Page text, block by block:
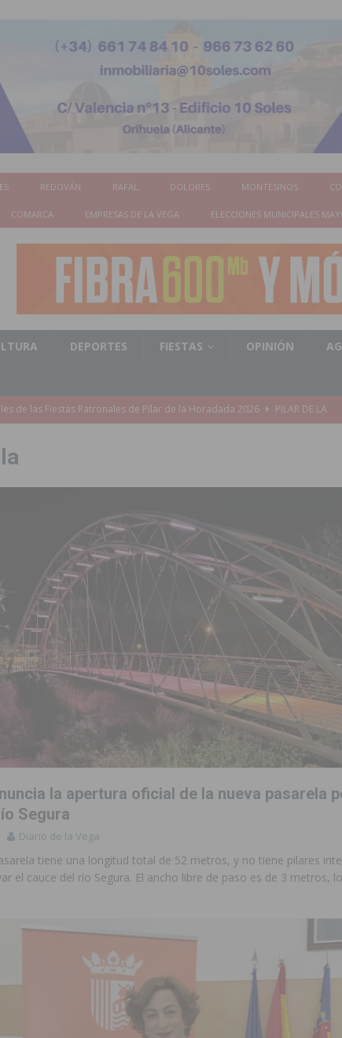
REDOVÁN RAFAL DOLORES MONTESINOS
COMARCA EMPRESAS DE LA VEGA ELECCIONES MUNICIPALES
DEPORTES FIESTAS OPINIÓN
de las Fiestas Patronales de Pilar de la Horadada 2026
PILAR DE LA
de actividades deportivas, culturales y de aventura
infantiles del municipio con nuevas actuaciones en la costa y las
mociones para pedir responsabilidades y dimisiones
GUARDAMAR
garantizar la seguridad y la continuidad educativa del alumnado del
finales de 2026 tras superar los 78.000 espectadores
TORREVIEJA
solar del 12 de agosto con protección homologada y a planificar
sobre los recursos disponibles para las mujeres víctimas de violencia
edición de ‘El Mojón en Movimiento’ con torneos de fútbol sala
‘Desempolsant’ dentro del Festival ManIAC Test 2026
con actividades abiertas a la comunidad en San Miguel de Salinas
de 737.000 euros en Pilar de la Horadada
PILAR DE LA HORADADA
para el Concurso-Desfile de Disfraces y Carrozas de las Fiestas
la apertura oficial de la nueva pasarela
Segura
Diario de la Vega
tiene una longitud total de 52 metros, y no tiene pilares
el cauce del río Segura. El ancho libre de paso es de 3 metros, lo